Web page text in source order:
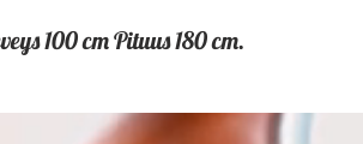
100 cm Pituus 180 cm.